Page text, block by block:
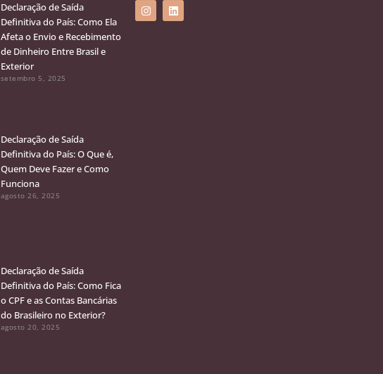
Declaração de Saída
Definitiva do País: Como Ela
Afeta o Envio e Recebimento
de Dinheiro Entre Brasil e
Exterior
setembro 5, 2025
Declaração de Saída
Definitiva do País: O Que é,
Quem Deve Fazer e Como
Funciona
agosto 26, 2025
Declaração de Saída
Definitiva do País: Como Fica
o CPF e as Contas Bancárias
do Brasileiro no Exterior?
agosto 20, 2025